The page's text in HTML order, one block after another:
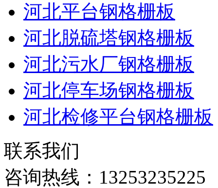
河北平台钢格栅板
河北脱硫塔钢格栅板
河北污水厂钢格栅板
河北停车场钢格栅板
河北检修平台钢格栅板
联系我们
咨询热线： 13253235225